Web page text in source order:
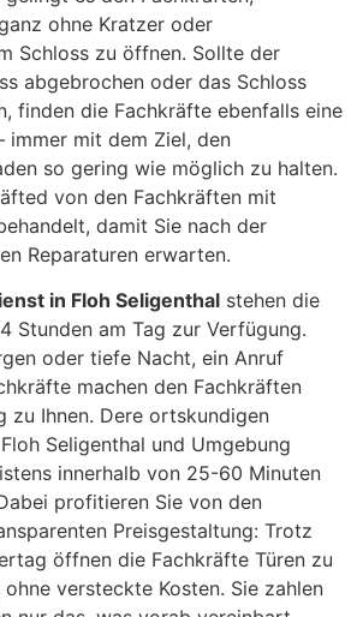
ohne Kratzer oder
Schloss zu öffnen. Sollte der
abgebrochen oder das Schloss
finden die Fachkräfte ebenfalls eine
immer mit dem Ziel, den
so gering wie möglich zu halten.
von den Fachkräften mit
damit Sie nach der
Reparaturen erwarten.
in Floh Seligenthal stehen die
Stunden am Tag zur Verfügung.
oder tiefe Nacht, ein Anruf
machen den Fachkräften
zu Ihnen. Dere ortskundigen
Seligenthal und Umgebung
innerhalb von 25-60 Minuten
profitieren Sie von den
Preisgestaltung: Trotz
öffnen die Fachkräfte Türen zu
versteckte Kosten. Sie zahlen